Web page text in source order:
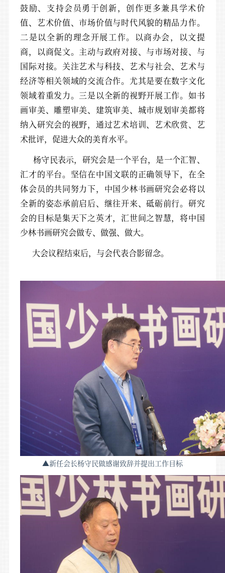
鼓励、支持会员勇于创新，创作更多兼具学术价
值、艺术价值、市场价值与时代风貌的精品力作。
二是以全新的理念开展工作。以商办会，以文提
商，以商促文。主动与政府对接、与市场对接、与
国际对接。关注艺术与科技、艺术与社会、艺术与
经济等相关领域的交流合作。尤其是要在数字文化
领域着重发力。三是以全新的视野开展工作。如书
画审美、雕塑审美、建筑审美、城市规划审美都将
纳入研究会的视野，通过艺术培训、艺术欣赏、艺
术批评，促进大众的美育水平。
杨守民表示，研究会是一个平台，是一个汇智、
汇才的平台。坚信在中国文联的正确领导下，在全
体会员的共同努力下，中国少林书画研究会必将以
全新的姿态承前启后、继往开来、砥砺前行。研究
会的目标是集天下之英才，汇世间之智慧，将中国
少林书画研究会做专、做强、做大。
大会议程结束后，与会代表合影留念。
▲新任会长杨守民做感谢致辞并提出工作目标